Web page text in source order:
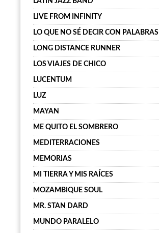
LIVE FROM INFINITY
LO QUE NO SÉ DECIR CON PALABRAS
LONG DISTANCE RUNNER
LOS VIAJES DE CHICO
LUCENTUM
LUZ
MAYAN
ME QUITO EL SOMBRERO
MEDITERRACIONES
MEMORIAS
MI TIERRA Y MIS RAÍCES
MOZAMBIQUE SOUL
MR. STAN DARD
MUNDO PARALELO